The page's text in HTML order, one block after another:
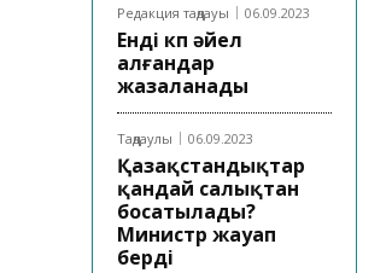
Редакция таңдауы 06.09.2023
Енді көп әйел
алғандар
жазаланады
Таңдаулы 06.09.2023
Қазақстандықтар
қандай салықтан
босатылады?
Министр жауап
берді